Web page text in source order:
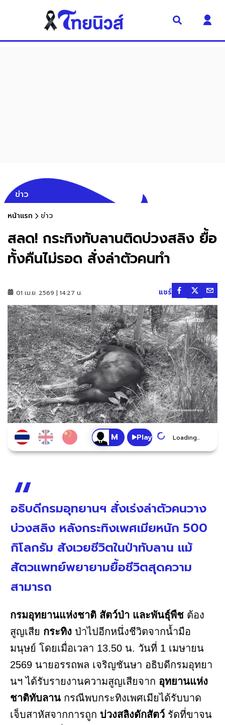
ข่าว
หน้าแรก ข่าว
สลด! กระทิงทับลานติดบ่วงสลิง ยื้อ
ทั้งคืนไม่รอด สั่งล่าตัวคนทำ
01 เม.ย. 2569 | 14:27 น. แชร์
Play Loading...
อธิบดีกรมอุทยานฯ สั่งเร่งล่าตัวคนวาง
บ่วงสลิง หลังกระทิงเพศเมียหนัก 500
กิโลกรัม สังเวยชีวิตในป่าทับลาน แม้
สัตวแพทย์พยายามยื้อชีวิตสุดความ
สามารถ
กรมอุทยานแห่งชาติ สัตว์ป่า และพันธุ์พืช ต้อง
สูญเสีย กระทิง ป่าไปอีกหนึ่งชีวิตจากน้ำมือ
มนุษย์ โดยเมื่อเวลา 13.50 น. วันที่ 1 เมษายน
2569 นายอรรถพล เจริญชันษา อธิบดีกรมอุทยา
นฯ ได้รับรายงานความสูญเสียจาก อุทยานแห่ง
ชาติทับลาน กรณีพบกระทิงเพศเมียได้รับบาด
เจ็บสาหัสจากการถูก บ่วงสลิงดักสัตว์ รัดที่ขาจน